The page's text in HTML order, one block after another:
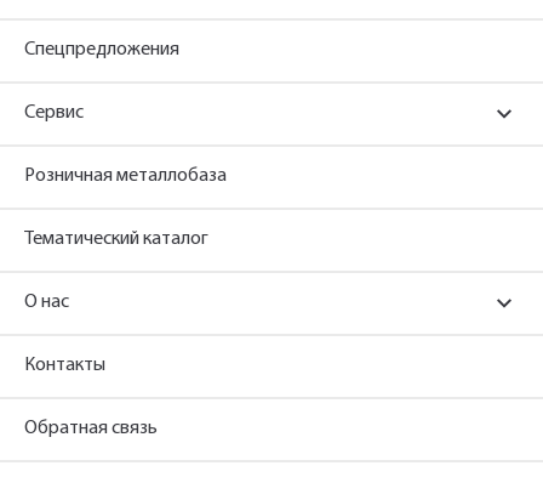
Спецпредложения
Сервис
Розничная металлобаза
Тематический каталог
О нас
Контакты
Обратная связь